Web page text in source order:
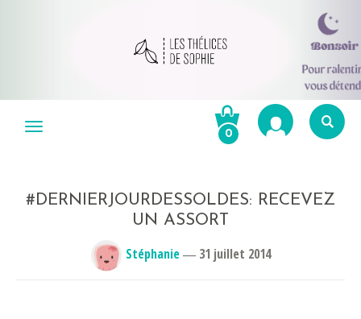
Menu 0
#DERNIERJOURDESSOLDES: RECEVEZ
UN ASSORT
Stéphanie― 31 juillet 2014